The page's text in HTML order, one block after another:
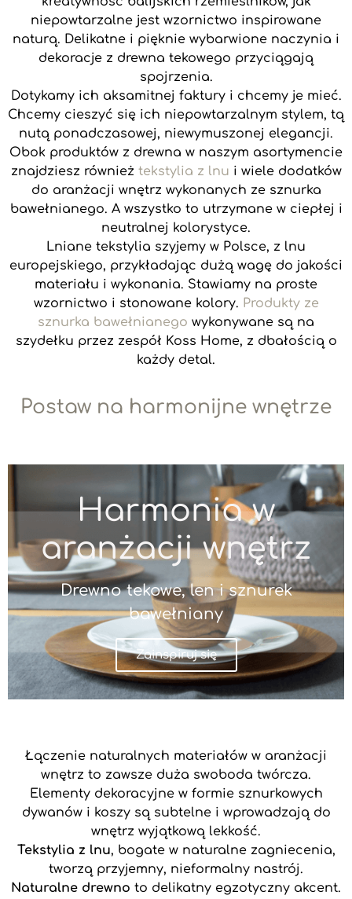
niepowtarzalne jest wzornictwo inspirowane
naturą. Delikatne i pięknie wybarwione naczynia i
dekoracje z drewna tekowego przyciągają
spojrzenia.
Dotykamy ich aksamitnej faktury i chcemy je mieć.
Chcemy cieszyć się ich niepowtarzalnym stylem, tą
nutą ponadczasowej, niewymuszonej elegancji.
Obok produktów z drewna w naszym asortymencie
znajdziesz również tekstylia z lnu i wiele dodatków
do aranżacji wnętrz wykonanych ze sznurka
bawełnianego. A wszystko to utrzymane w ciepłej i
neutralnej kolorystyce.
Lniane tekstylia szyjemy w Polsce, z lnu
europejskiego, przykładając dużą wagę do jakości
materiału i wykonania. Stawiamy na proste
wzornictwo i stonowane kolory. Produkty ze
sznurka bawełnianego wykonywane są na
szydełku przez zespół Koss Home, z dbałością o
każdy detal.
Postaw na harmonijne wnętrze
Harmonia w
aranżacji wnętrz
Drewno tekowe, len i sznurek
bawełniany
Zainspiruj się
Łączenie naturalnych materiałów w aranżacji
wnętrz to zawsze duża swoboda twórcza.
Elementy dekoracyjne w formie sznurkowych
dywanów i koszy są subtelne i wprowadzają do
wnętrz wyjątkową lekkość.
Tekstylia z lnu, bogate w naturalne zagniecenia,
tworzą przyjemny, nieformalny nastrój.
Naturalne drewno to delikatny egzotyczny akcent.